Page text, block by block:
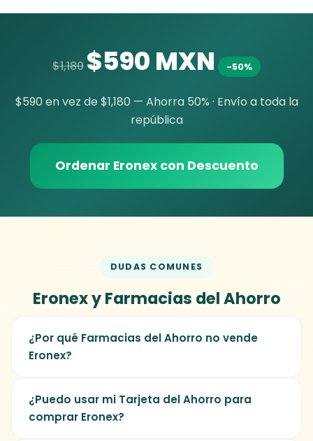
$1,180 $590 MXN -50%
$590 en vez de $1,180 — Ahorra 50% · Envío a toda la
república
Ordenar Eronex con Descuento
DUDAS COMUNES
Eronex y Farmacias del Ahorro
¿Por qué Farmacias del Ahorro no vende
Eronex?
para bienestar prostático con 4
ingredientes naturales (Maca Peruana, L-
¿Puedo usar mi Tarjeta del Ahorro para
comprar Eronex?